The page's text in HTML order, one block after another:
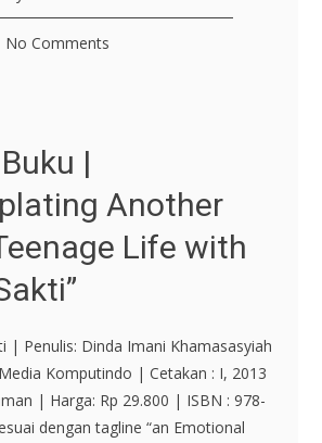
No Comments
|
Another
Life with
| Penulis: Dinda Imani Khamasasyiah
Komputindo | Cetakan : I, 2013
| Harga: Rp 29.800 | ISBN : 978-
dengan tagline “an Emotional